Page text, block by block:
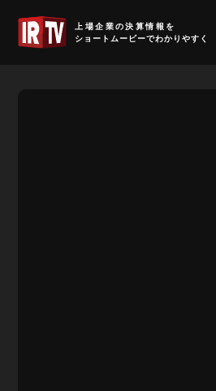
上場企業の決算情報を
ショートムービーでわかりやすく